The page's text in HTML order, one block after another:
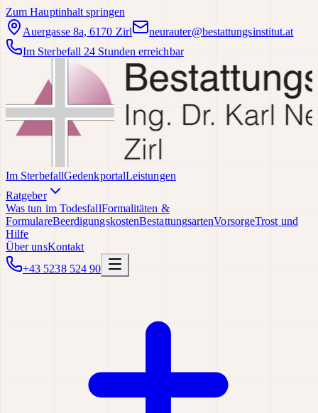
Zum Hauptinhalt springen
Auergasse 8a, 6170 Zirl
neurauter@bestattungsinstitut.at
Im Sterbefall 24 Stunden erreichbar
Im SterbefallGedenkportalLeistungen
Ratgeber
Was tun im TodesfallFormalitäten &
FormulareBeerdigungskostenBestattungsartenVorsorgeTrost und
Hilfe
Über unsKontakt
+43 5238 524 90